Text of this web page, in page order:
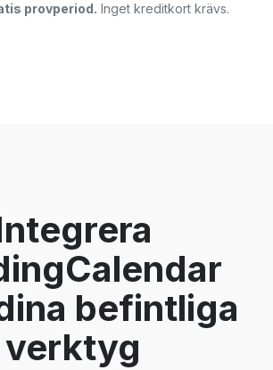
provperiod. Inget kreditkort krävs.
befintliga
verktyg